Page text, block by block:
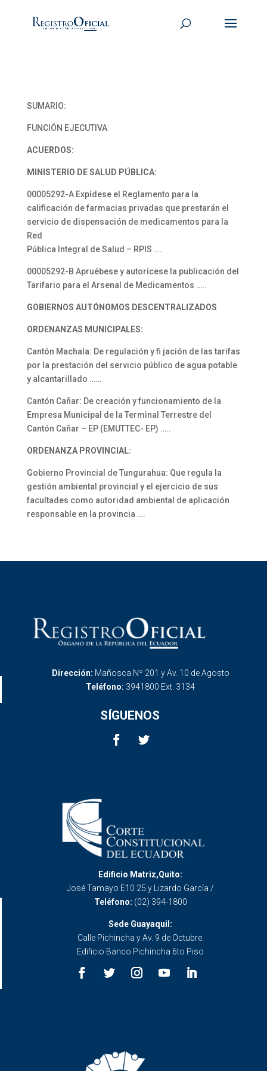
SUMARIO:
FUNCIÓN EJECUTIVA
ACUERDOS:
MINISTERIO DE SALUD PÚBLICA:
00005292-A Expídese el Reglamento para la
calificación de farmacias privadas que prestarán el
servicio de dispensación de medicamentos para la
Red
Pública Integral de Salud – RPIS ….
00005292-B Apruébese y autorícese la publicación del
Tarifario para el Arsenal de Medicamentos …..
GOBIERNOS AUTÓNOMOS DESCENTRALIZADOS
ORDENANZAS MUNICIPALES:
Cantón Machala: De regulación y fi jación de las tarifas
por la prestación del servicio público de agua potable
y alcantarillado ……
Cantón Cañar: De creación y funcionamiento de la
Empresa Municipal de la Terminal Terrestre del
Cantón Cañar – EP (EMUTTEC- EP) …..
ORDENANZA PROVINCIAL:
Gobierno Provincial de Tungurahua: Que regula la
gestión ambiental provincial y el ejercicio de sus
facultades como autoridad ambiental de aplicación
responsable en la provincia ….
Dirección: Mañosca Nº 201 y Av. 10 de Agosto
Teléfono: 3941800 Ext. 3134
SÍGUENOS
Edificio Matriz,Quito:
José Tamayo E10 25 y Lizardo García /
Teléfono: (02) 394-1800
Sede Guayaquil:
Calle Pichincha y Av. 9 de Octubre.
Edificio Banco Pichincha 6to Piso